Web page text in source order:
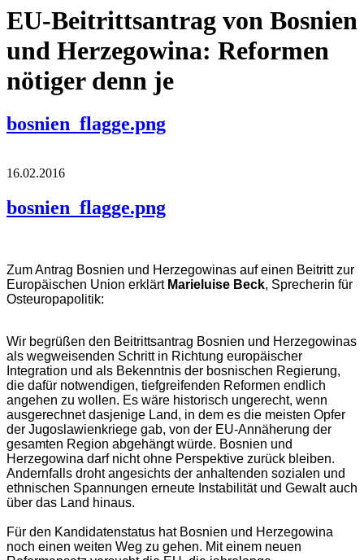
EU-Beitrittsantrag von Bosnien
und Herzegowina: Reformen
nötiger denn je
bosnien_flagge.png
16.02.2016
bosnien_flagge.png
Zum Antrag Bosnien und Herzegowinas auf einen Beitritt zur
Europäischen Union erklärt Marieluise Beck, Sprecherin für
Osteuropapolitik:
Wir begrüßen den Beitrittsantrag Bosnien und Herzegowinas
als wegweisenden Schritt in Richtung europäischer
Integration und als Bekenntnis der bosnischen Regierung,
die dafür notwendigen, tiefgreifenden Reformen endlich
angehen zu wollen. Es wäre historisch ungerecht, wenn
ausgerechnet dasjenige Land, in dem es die meisten Opfer
der Jugoslawienkriege gab, von der EU-Annäherung der
gesamten Region abgehängt würde. Bosnien und
Herzegowina darfnicht ohne Perspektive zurück bleiben.
Andernfalls droht angesichts der anhaltenden sozialen und
ethnischen Spannungen erneute Instabilität und Gewalt auch
über das Land hinaus.
Für den Kandidatenstatus hatBosnien und Herzegowina
noch einen weiten Weg zu gehen. Mit einem neuen